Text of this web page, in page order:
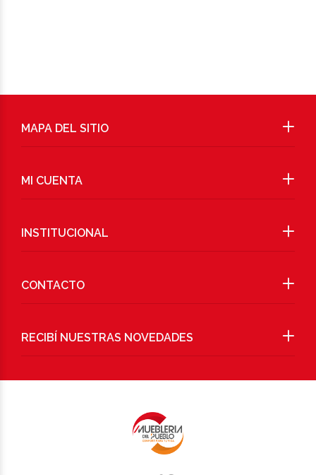
RECIBÍ NUESTRAS NOVEDADES
MAPA DEL SITIO
MI CUENTA
INSTITUCIONAL
CONTACTO